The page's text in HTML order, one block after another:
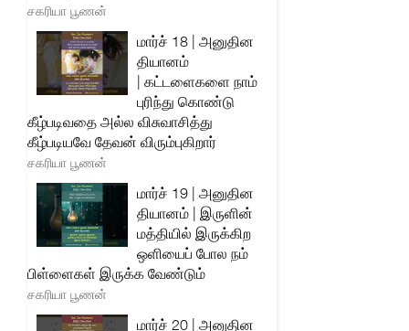
சகரியா பூணன்
மார்ச் 18 | அனுதின
தியானம்
| கட்டளைகளை நாம்
புரிந்து கொண்டு
கீழ்படிவதை அல்ல விசுவாசித்து
கீழ்படியவே தேவன் விரும்புகிறார்
சகரியா பூணன்
மார்ச் 19 | அனுதின
தியானம் | இருளின்
மத்தியில் இருக்கிற
ஒளியைப் போல நம்
பிள்ளைகள் இருக்க வேண்டும்
சகரியா பூணன்
மார்ச் 20 | அனுதின